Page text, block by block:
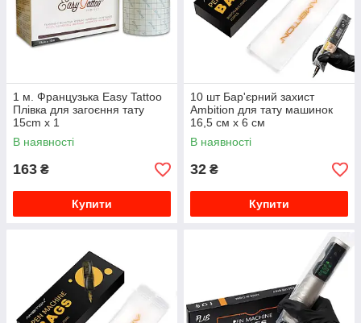
1 м. Французька Easy Tattoo
Плівка для загоєння тату
15cm x 1
В наявності
163 ₴
Купити
10 шт Бар'єрний захист
Ambition для тату машинок
16,5 см х 6 см
В наявності
32 ₴
Купити